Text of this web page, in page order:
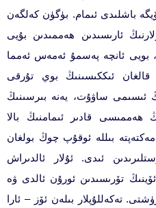
باشلىدى ئىمام. بۈگۈن كەلگەن
ئارىسىدىن ھەممىدىن بۇيى
بويى ئانچە پەسمۇ ئەمەس ئەمما
قالغان ئىككىسىنىڭ بوي تۇرقى
ئىسىمى ساۋۇت، يەنە بىرسىنىڭ
ھەممىسى قادىر ئىمامنىڭ بالا
مەكتەپتە بىللە ئوقۇپ چوڭ بولغان
ئىدى. ئۇلار ئالدىراش
تۆرىسىدىن ئورۇن ئالدى ۋە
تەكەللۇپلار بىلەن ئۆز – ئارا